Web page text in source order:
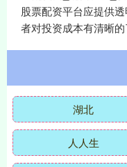
股票配资平台应提供
者对投资成本有清晰的
湖北
人人生